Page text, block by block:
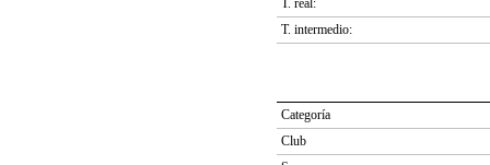
T. real:
T. intermedio:
Categoría
Club